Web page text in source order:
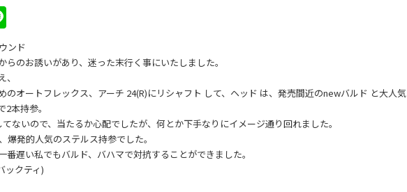
n
e
ンド
らのお誘いがあり、迷った末行く事にいたしました。
のオートフレックス、アーチ 24(R)にリシャフト して、ヘッド は、発売間近のnewバルド と大人気
本持参。
ないので、当たるか心配でしたが、何とか下手なりにイメージ通り回れました。
爆発的人気のステルス持参でした。
番遅い私でもバルド、バハマで対抗することができました。
ックティ)